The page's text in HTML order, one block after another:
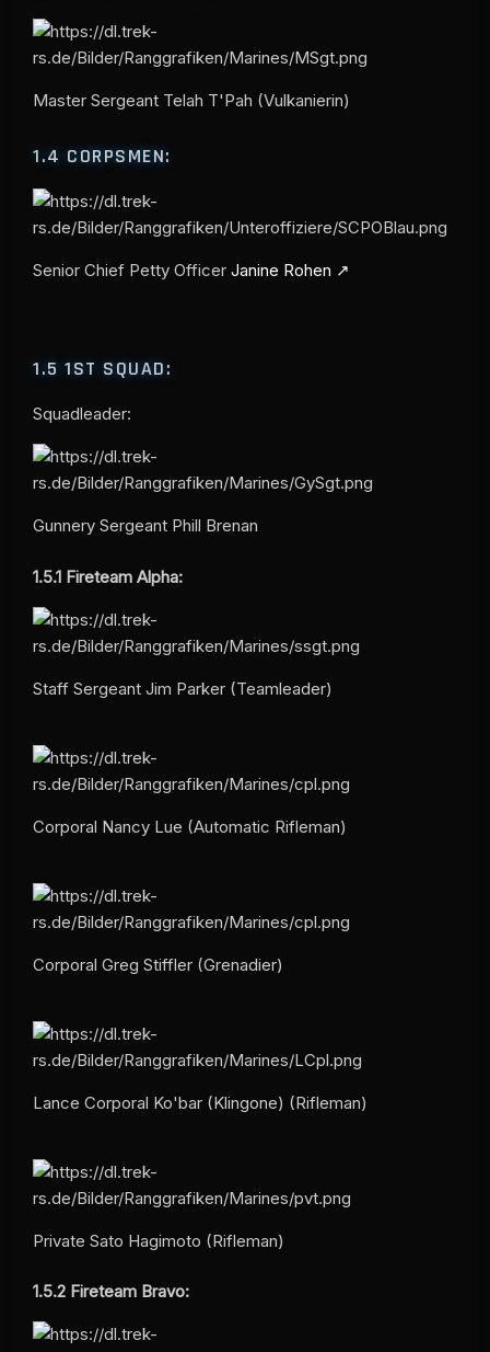
Master Sergeant Telah T'Pah (Vulkanierin)
1.4 CORPSMEN:
Senior Chief Petty Officer Janine Rohen
1.5 1ST SQUAD:
Squadleader:
Gunnery Sergeant Phill Brenan
1.5.1 Fireteam Alpha:
Staff Sergeant Jim Parker (Teamleader)
Corporal Nancy Lue (Automatic Rifleman)
Corporal Greg Stiffler (Grenadier)
Lance Corporal Ko'bar (Klingone) (Rifleman)
Private Sato Hagimoto (Rifleman)
1.5.2 Fireteam Bravo: